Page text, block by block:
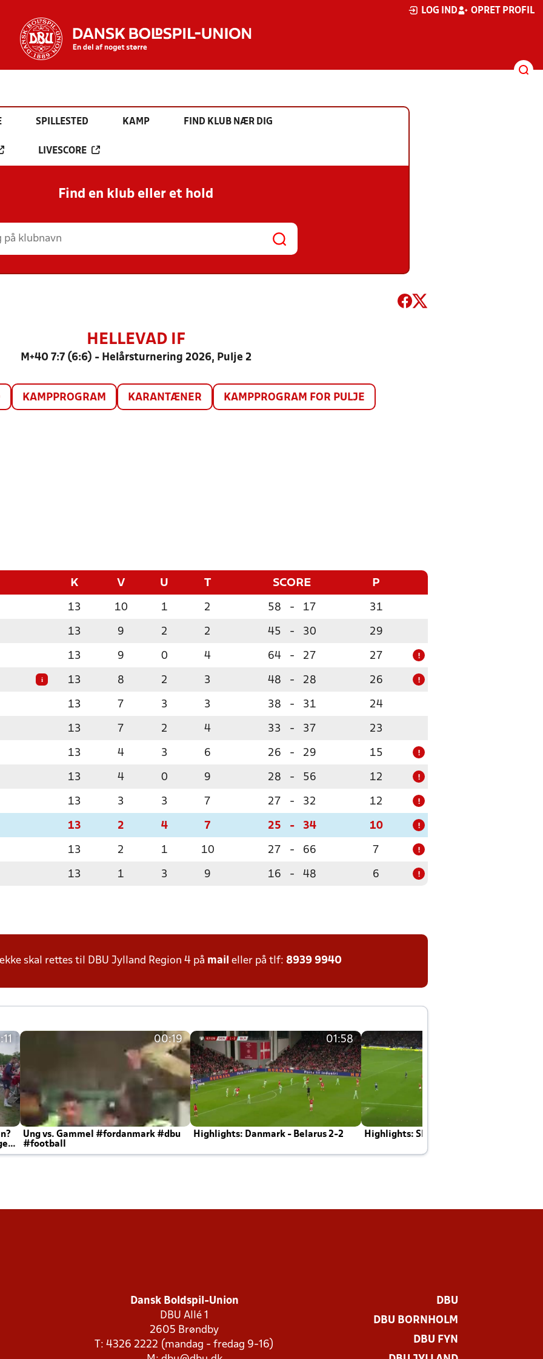
LOG IND OPRET PROFIL
SPILLESTED KAMP FIND KLUB NÆR DIG
LIVESCORE
Find en klub eller et hold
HELLEVAD IF
M+40 7:7 (6:6) - Helårsturnering 2026, Pulje 2
KAMPPROGRAM KARANTÆNER KAMPPROGRAM FOR PULJE
K V U T SCORE P
13 10 1 2 58 - 17 31
13 9 2 2 45 - 30 29
13 9 0 4 64 - 27 27 !
i 13 8 2 3 48 - 28 26 !
13 7 3 3 38 - 31 24
13 7 2 4 33 - 37 23
13 4 3 6 26 - 29 15 !
13 4 0 9 28 - 56 12 !
13 3 3 7 27 - 32 12 !
13 2 4 7 25 - 34 10 !
13 2 1 10 27 - 66 7 !
13 1 3 9 16 - 48 6 !
skal rettes til DBU Jylland Region 4 på mail eller på tlf: 8939 9940
00:19
Ung vs. Gammel #fordanmark #dbu
#football
01:58
Highlights: Danmark - Belarus 2-2 Highlights: Skotland - Danmark 4-2
Dansk Boldspil-Union
DBU Allé 1
2605 Brøndby
T: 4326 2222 (mandag - fredag 9-16)
DBU
DBU BORNHOLM
DBU FYN